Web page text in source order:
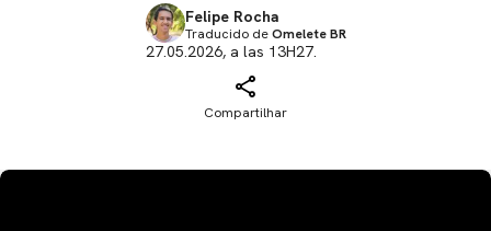
Felipe Rocha
Traducido deOmelete BR
27.05.2026, a las 13H27.
Compartilhar